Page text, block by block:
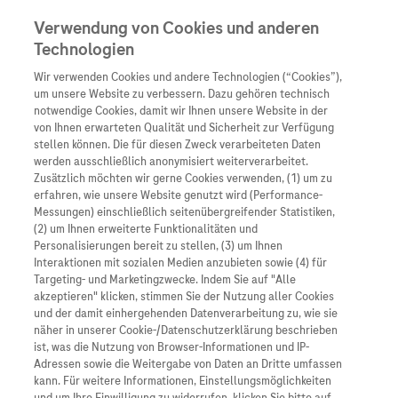
Unternehmen
Übersicht
Wer wir sind
Was uns antreibt
Unsere Standorte
Roche Stories
Events
Innovation
Übersicht
Forschung
Personalisierte
Digitalisierung
Blog Zukunftslabor
Übersicht
Unser Service für
Informationen zu
Diagnostik ist
Klinische Studien
Arzneimittel
Übersicht
Arzneimittel A-Z
Roche Pipeline
Roche Fachportal
Diagnostik
Kontakt
Presse
Karriere
Penzberg, 18. September 2024
Das Boardinghouse verfügt über acht
Wohnungen mit Platz für insgesamt bis zu 16
Personen.
Roche erweitert gemeinsam mit drei weiteren,
Verwendung von Cookies und anderen
Technologien
Wir verwenden Cookies und andere Technologien (“Cookies”),
um unsere Website zu verbessern. Dazu gehören technisch
notwendige Cookies, damit wir Ihnen unsere Website in der
von Ihnen erwarteten Qualität und Sicherheit zur Verfügung
stellen können. Die für diesen Zweck verarbeiteten Daten
werden ausschließlich anonymisiert weiterverarbeitet.
Zusätzlich möchten wir gerne Cookies verwenden, (1) um zu
erfahren, wie unsere Website genutzt wird (Performance-
Messungen) einschließlich seitenübergreifender Statistiken,
(2) um Ihnen erweiterte Funktionalitäten und
Personalisierungen bereit zu stellen, (3) um Ihnen
Interaktionen mit sozialen Medien anzubieten sowie (4) für
Targeting- und Marketingzwecke. Indem Sie auf "Alle
akzeptieren" klicken, stimmen Sie der Nutzung aller Cookies
und der damit einhergehenden Datenverarbeitung zu, wie sie
näher in unserer Cookie-/Datenschutzerklärung beschrieben
ist, was die Nutzung von Browser-Informationen und IP-
Adressen sowie die Weitergabe von Daten an Dritte umfassen
kann. Für weitere Informationen, Einstellungsmöglichkeiten